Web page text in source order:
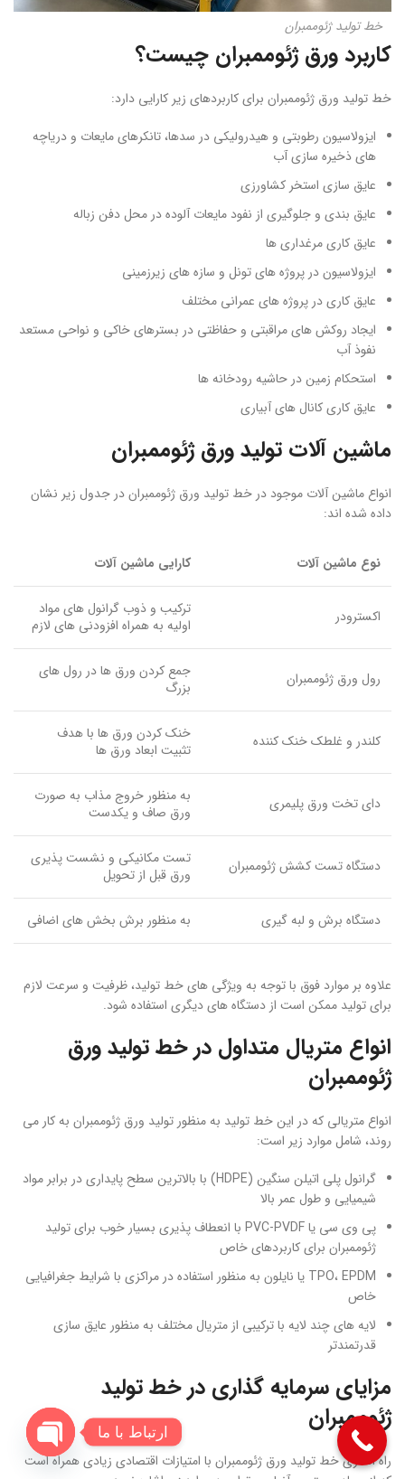
خط تولید ژئوممبران
کاربرد ورق ژئوممبران چیست؟
خط تولید ورق ژئوممبران برای کاربردهای زیر کارایی دارد:
ایزولاسیون رطوبتی و هیدرولیکی در سدها، تانکرهای مایعات و دریاچه
های ذخیره سازی آب
عایق سازی استخر کشاورزی
عایق بندی و جلوگیری از نفود مایعات آلوده در محل دفن زباله
عایق کاری مرغداری ها
ایزولاسیون در پروژه های تونل و سازه های زیرزمینی
عایق کاری در پروژه های عمرانی مختلف
ایجاد روکش های مراقبتی و حفاظتی در بسترهای خاکی و نواحی مستعد
نفوذ آب
استحکام زمین در حاشیه رودخانه ها
عایق کاری کانال های آبیاری
ماشین آلات تولید ورق ژئوممبران
انواع ماشین آلات موجود در خط تولید ورق ژئوممبران در جدول زیر نشان
داده شده اند:
نوع ماشین آلات کارایی ماشین آلات
اکسترودر
ترکیب و ذوب گرانول های مواد
اولیه به همراه افزودنی های لازم
رول ورق ژئوممبران
جمع کردن ورق ها در رول های
بزرگ
کلندر و غلطک خنک کننده
خنک کردن ورق ها با هدف
تثبیت ابعاد ورق ها
دای تخت ورق پلیمری
به منظور خروج مذاب به صورت
ورق صاف و یکدست
دستگاه تست کشش ژئوممبران
تست مکانیکی و نشست پذیری
ورق قبل از تحویل
دستگاه برش و لبه گیری به منظور برش بخش های اضافی
علاوه بر موارد فوق با توجه به ویژگی های خط تولید، ظرفیت و سرعت لازم
برای تولید ممکن است از دستگاه های دیگری استفاده شود.
انواع متریال متداول در خط تولید ورق
ژئوممبران
انواع متریالی که در این خط تولید به منظور تولید ورق ژئوممبران به کار می
روند، شامل موارد زیر است:
گرانول پلی اتیلن سنگین (HDPE) با بالاترین سطح پایداری در برابر مواد
شیمیایی و طول عمر بالا
پی وی سی یا PVC-PVDF با انعطاف پذیری بسیار خوب برای تولید
ژئوممبران برای کاربردهای خاص
TPO، EPDM یا نایلون به منظور استفاده در مراکزی با شرایط جغرافیایی
خاص
لایه های چند لایه با ترکیبی از متریال مختلف به منظور عایق سازی
قدرتمندتر
مزایای سرمایه گذاری در خط تولید
ژئوممبران
راه اندازی خط تولید ورق ژئوممبران با امتیازات اقتصادی زیادی همراه است
ارتباط با ما
Open